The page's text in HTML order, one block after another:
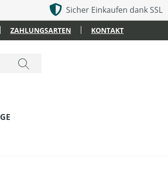
Sicher Einkaufen dank SSL
ZAHLUNGSARTEN KONTAKT